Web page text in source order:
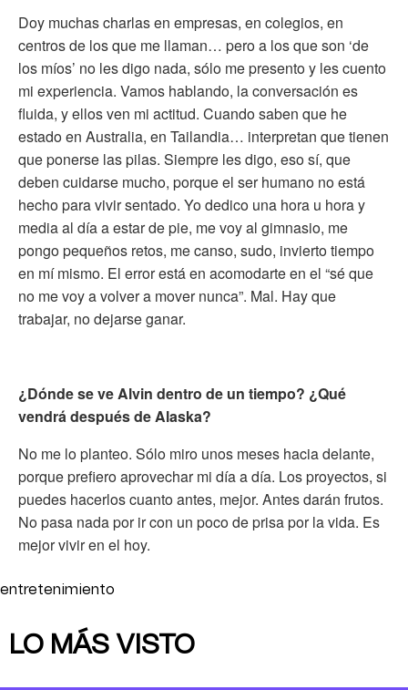
Doy muchas charlas en empresas, en colegios, en
centros de los que me llaman… pero a los que son ‘de
los míos’ no les digo nada, sólo me presento y les cuento
mi experiencia. Vamos hablando, la conversación es
fluida, y ellos ven mi actitud. Cuando saben que he
estado en Australia, en Tailandia… interpretan que tienen
que ponerse las pilas. Siempre les digo, eso sí, que
deben cuidarse mucho, porque el ser humano no está
hecho para vivir sentado. Yo dedico una hora u hora y
media al día a estar de pie, me voy al gimnasio, me
pongo pequeños retos, me canso, sudo, invierto tiempo
en mí mismo. El error está en acomodarte en el “sé que
no me voy a volver a mover nunca”. Mal. Hay que
trabajar, no dejarse ganar.
¿Dónde se ve Alvin dentro de un tiempo? ¿Qué
vendrá después de Alaska?
No me lo planteo. Sólo miro unos meses hacia delante,
porque prefiero aprovechar mi día a día. Los proyectos, si
puedes hacerlos cuanto antes, mejor. Antes darán frutos.
No pasa nada por ir con un poco de prisa por la vida. Es
mejor vivir en el hoy.
entretenimiento
LO MÁS VISTO